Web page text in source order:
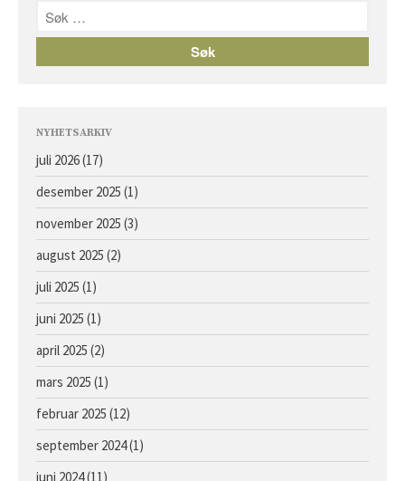
Facebook
Om oss
Hingst e. Caprioli u. Bassoline
Hingst e. Moohaajim u. Kocna
NYHETSARKIV
juli 2026(17)
desember 2025 (1)
november 2025 (3)
august 2025 (2)
juli 2025 (1)
juni 2025 (1)
april 2025 (2)
mars 2025 (1)
februar 2025 (12)
september 2024(1)
juni 2024(11)